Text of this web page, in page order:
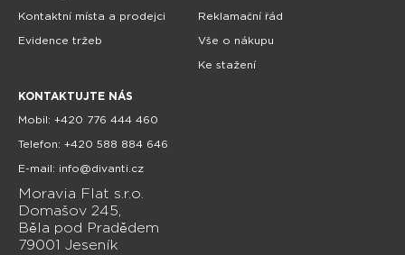
Kontaktní místa a prodejci
Evidence tržeb
Reklamační řád
Vše o nákupu
Ke stažení
KONTAKTUJTE NÁS
Mobil: +420 776 444 460
Telefon: +420 588 884 646
E-mail: info@divanti.cz
Moravia Flat s.r.o.
Domašov 245,
Běla pod Pradědem
79001 Jeseník